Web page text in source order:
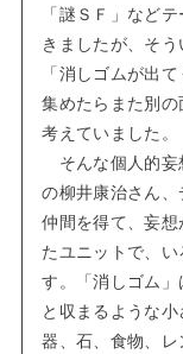
「謎ＳＦ」など
きましたが、そう
「消しゴムが出
集めたらまた別
考えていました。
そんな個人的妄
の柳井康治さん
仲間を得て、妄
たユニットで、
す。「消しゴム
と収まるような
器、石、食物、